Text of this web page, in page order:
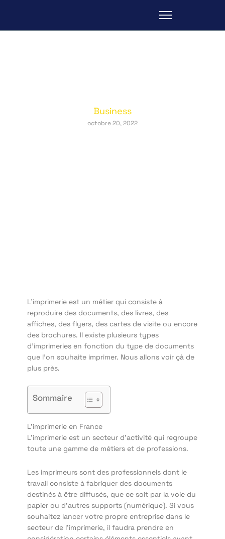
Business
octobre 20, 2022
L’imprimerie est un métier qui consiste à
reproduire des documents, des livres, des
affiches, des flyers, des cartes de visite ou encore
des brochures. Il existe plusieurs types
d’imprimeries en fonction du type de documents
que l’on souhaite imprimer. Nous allons voir çà de
plus près.
Sommaire
L’imprimerie en France
L’imprimerie est un secteur d’activité qui regroupe
toute une gamme de métiers et de professions.
Les imprimeurs sont des professionnels dont le
travail consiste à fabriquer des documents
destinés à être diffusés, que ce soit par la voie du
papier ou d’autres supports (numérique). Si vous
souhaitez lancer votre propre entreprise dans le
secteur de l’imprimerie, il faudra prendre en